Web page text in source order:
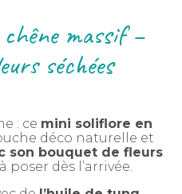
massif –
séchées
: ce mini soliflore en
déco naturelle et
son bouquet de fleurs
poser dès l’arrivée.